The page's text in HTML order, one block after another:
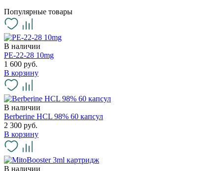
Популярные товары
В наличии
PE-22-28 10mg
1 600 руб.
В корзину
В наличии
Berberine HCL 98% 60 капсул
2 300 руб.
В корзину
В наличии